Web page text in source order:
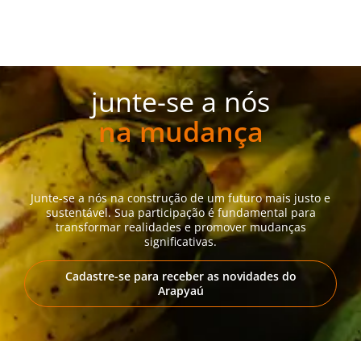
junte-se a nós
na mudança
Junte-se a nós na construção de um futuro mais justo e
sustentável. Sua participação é fundamental para
transformar realidades e promover mudanças
significativas.
Cadastre-se para receber as novidades do
Arapyaú